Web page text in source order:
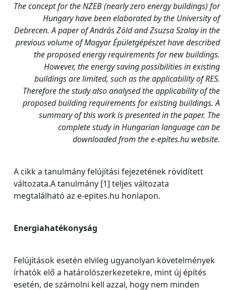
The concept for the NZEB (nearly zero energy buildings) for
Hungary have been elaborated by the University of
Debrecen. A paper of András Zöld and Zsuzsa Szalay in the
previous volume of Magyar Épületgépészet have described
the proposed energy requirements for new buildings.
However, the energy saving possibilities in existing
buildings are limited, such as the applicability of RES.
Therefore the study also analysed the applicability of the
proposed building requirements for existing buildings. A
summary of this work is presented in the paper. The
complete study in Hungarian language can be
downloaded from the e-epites.hu website.
A cikk a tanulmány felújítási fejezetének rövidített
változata.A tanulmány [1] teljes változata
megtalálható az e-epites.hu honlapon.
Energiahatékonyság
Felújítások esetén elvileg ugyanolyan követelmények
írhatók elő a határolószerkezetekre, mint új építés
esetén, de számolni kell azzal, hogy nem minden